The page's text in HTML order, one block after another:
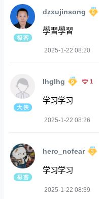
dzxujinsong
學習學習
2025-1-22 08:20
lhglhg 1
学习学习
2025-1-22 08:26
hero_nofear
学习学习
2025-1-22 08:39